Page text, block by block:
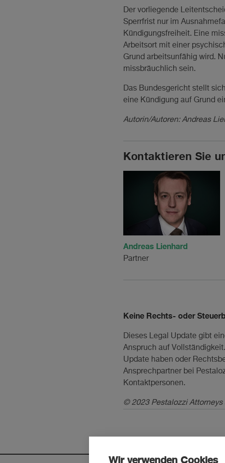
Der vorliegende
Sperrfrist nur im
Kündigungsfreiheit. Eine
Arbeitsort mit einer
Grund arbeitsunfähig wird.
missbräuchlich sein.
Das Bundesgericht stellt
eine Kündigung auf Grund
Autorin/Autoren: Andreas
Kontaktieren Sie
Andreas Lienhard
Partner
Keine Rechts- oder
Dieses Legal Update gibt
Anspruch auf
Update haben oder
Ansprechpartner bei
Kontaktpersonen.
© 2023 Pestalozzi
Wir verwenden Cookies